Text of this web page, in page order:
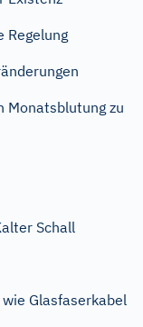
Regelung
Monatsblutung zu
Schall
Glasfaserkabel